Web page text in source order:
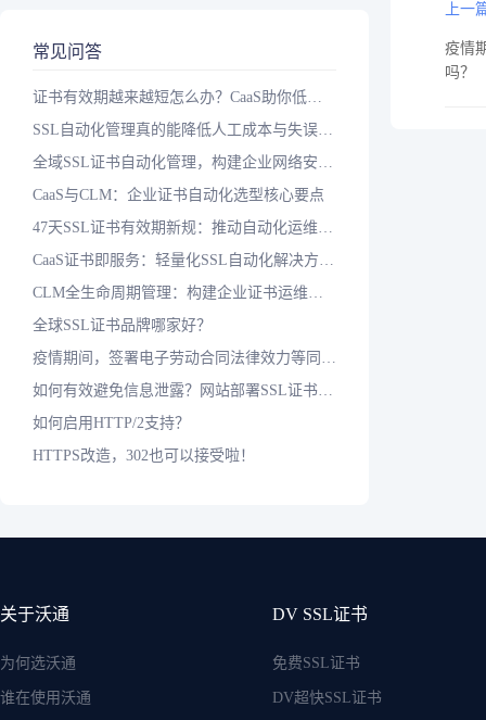
常见问答
证书有效期越来越短怎么办？CaaS助你低成本实现自动化
SSL自动化管理真的能降低人工成本与失误率吗？落地三步走
全域SSL证书自动化管理，构建企业网络安全智能防护体系
CaaS与CLM：企业证书自动化选型核心要点
47天SSL证书有效期新规：推动自动化运维升级的关键一步
CaaS证书即服务：轻量化SSL自动化解决方案，应对短周期证书时代
CLM全生命周期管理：构建企业证书运维标准化防护体系
全球SSL证书品牌哪家好？
疫情期间，签署电子劳动合同法律效力等同于纸质合同吗？
如何有效避免信息泄露？网站部署SSL证书是基本保障
如何启用HTTP/2支持？
HTTPS改造，302也可以接受啦！
上一
疫情
吗？
关于沃通
为何选沃通
谁在使用沃通
DV SSL证书
免费SSL证书
DV超快SSL证书